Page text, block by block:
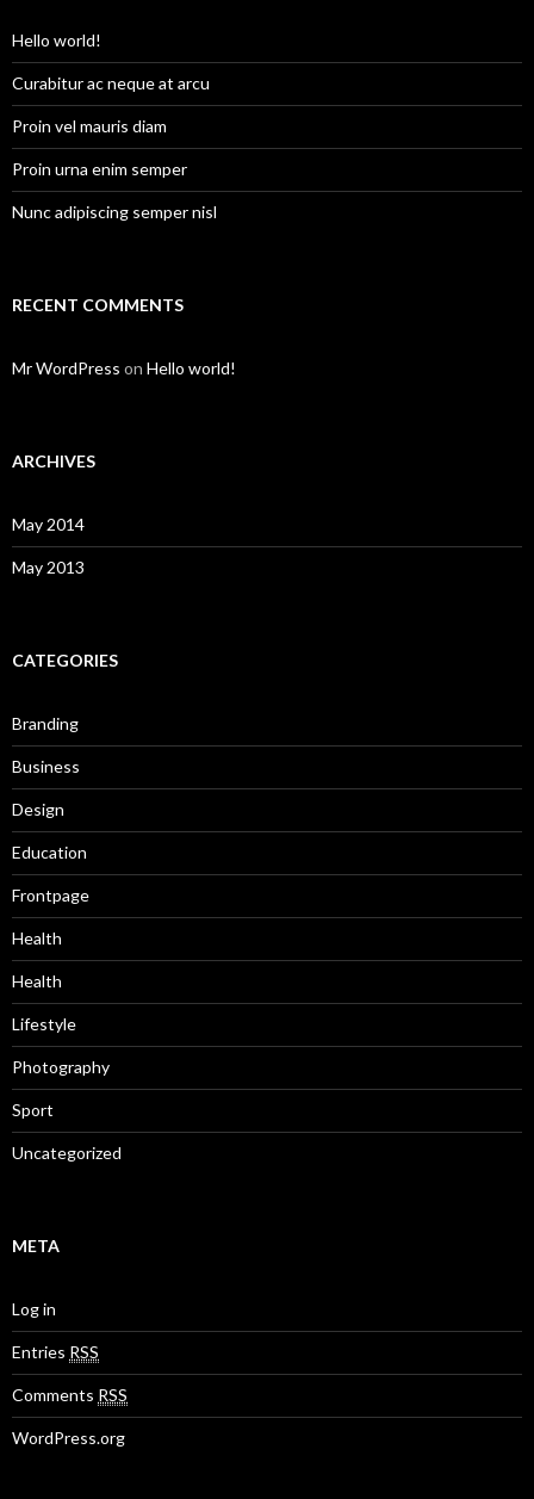
o
r
:
Hello world!
Curabitur ac neque at arcu
Proin vel mauris diam
Proin urna enim semper
Nunc adipiscing semper nisl
RECENT COMMENTS
Mr WordPress on Hello world!
ARCHIVES
May 2014
May 2013
CATEGORIES
Branding
Business
Design
Education
Frontpage
Health
Health
Lifestyle
Photography
Sport
Uncategorized
META
Log in
Entries RSS
Comments RSS
WordPress.org